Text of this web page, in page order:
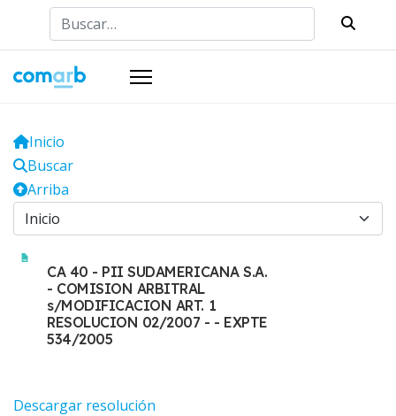
Buscar
Inicio
Buscar
Arriba
CA 40 - PII SUDAMERICANA S.A.
- COMISION ARBITRAL
s/MODIFICACION ART. 1
RESOLUCION 02/2007 - - EXPTE
534/2005
Descargar resolución